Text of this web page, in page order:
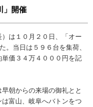
」開催
は１０月２０日、「オー
。当日は５９６台を集荷、
価３４万４０００円を記
朝からの来場の御礼とと
富山、岐阜へバトンをつ